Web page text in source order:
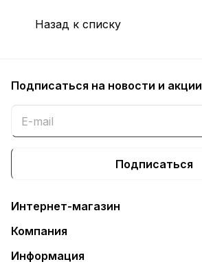
Назад к списку
Подписаться на новости и акции
Подписаться
Интернет-магазин
Компания
Информация